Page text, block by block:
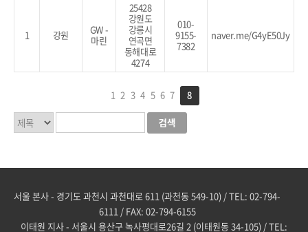
1 강원
GW -
마린
25428
강원도
강릉시
연곡면
동해대로
4274
010-
9155-
7382
naver.me/G4yE50Jy
1 2 3 4 5 6 7 8
서울 본사 - 경기도 과천시 과천대로 611 (과천동 549-10) / TEL: 02-794-
6111 / FAX: 02-794-6155
이태원 지사 - 서울시 용산구 녹사평대로26길 2 (이태원동 34-105) / TEL: